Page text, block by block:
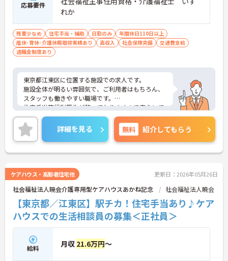
応募要件
れか
残業少なめ 住宅手当・補助 日勤のみ
年間休日110日以上
産休･育休･介護休暇取得実績あり
高収入 社会保険完備
交通費支給
退職金制度あり
東京都江東区に位置する施設での求人です。
施設全体が明るい雰囲気で、ご利用者はもちろん、
スタッフも働きやすい職場です。
住宅手当等福利厚生が整っておりますので安心して
就業して頂けます。
ご興味のある方はお気軽にお問い合わせ下さい。
詳細を見る 無料 紹介してもらう
ケアハウス・高齢者住宅他 更新日：2026年05月26日
社会福祉法人暁会介護専用型ケアハウスあかね記念 社会福祉法人暁会
【東京都／江東区】駅チカ！住宅手当あり♪ケア
ハウスでの生活相談員の募集＜正社員＞
給料 月収 21.6万円～